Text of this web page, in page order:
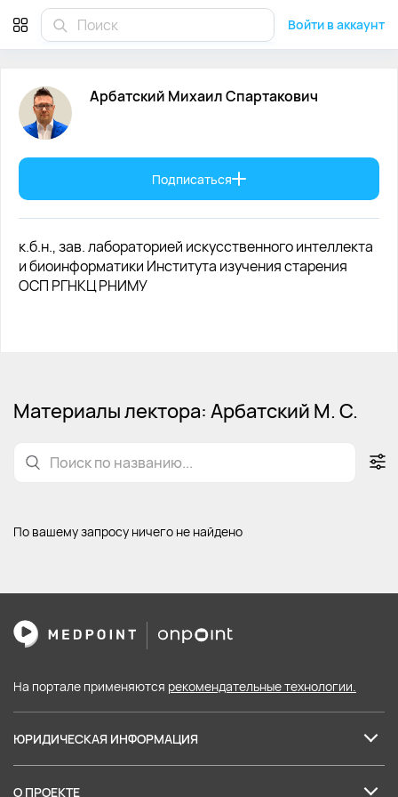
Войти в аккаунт
Арбатский МихаилСпартакович
Подписаться
к.б.н., зав. лабораторией искусственного интеллекта
и биоинформатики Института изучения старения
ОСП РГНКЦ РНИМУ
Материалы лектора: Арбатский М. С.
По вашему запросу ничего не найдено
На портале применяются рекомендательные технологии.
ЮРИДИЧЕСКАЯ ИНФОРМАЦИЯ
О ПРОЕКТЕ
Арбатский Михаил Спартакович